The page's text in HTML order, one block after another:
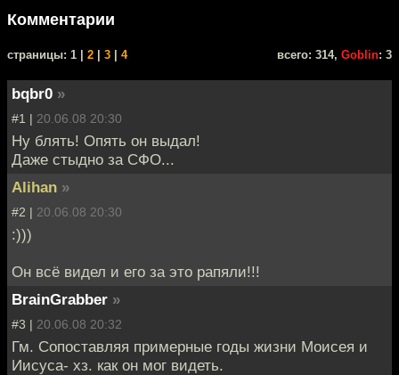
Комментарии
cтраницы: 1 | 2 3 4 всего: 314, Goblin: 3
bqbr0 »
#1 | 20.06.08 20:30
Ну блять! Опять он выдал!
Даже стыдно за СФО...
Alihan »
#2 | 20.06.08 20:30
:)))
Он всё видел и его за это рапяли!!!
BrainGrabber »
#3 | 20.06.08 20:32
Гм. Сопоставляя примерные годы жизни Моисея и
Иисуса- хз. как он мог видеть.